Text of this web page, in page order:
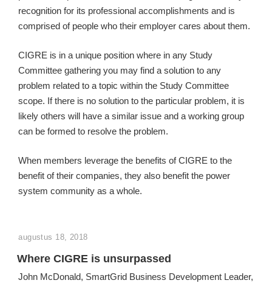
recognition for its professional accomplishments and is
comprised of people who their employer cares about them.
CIGRE is in a unique position where in any Study
Committee gathering you may find a solution to any
problem related to a topic within the Study Committee
scope. If there is no solution to the particular problem, it is
likely others will have a similar issue and a working group
can be formed to resolve the problem.
When members leverage the benefits of CIGRE to the
benefit of their companies, they also benefit the power
system community as a whole.
GEPLAATST
augustus 18, 2018
Where CIGRE is unsurpassed
John McDonald, SmartGrid Business Development Leader,